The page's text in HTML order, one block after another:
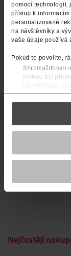
pomocí technologií,
přístup k
personalizované
na návštěvníky a
vaše údaje používá
Pokud to povolíte,
Shromažďovali
mohou být
Identifikovali
konkrétní
Zjistěte více o tom,
části
K provozu stránek,
médií, analýze
Více najdete v
Děkujeme za
Svíčky jsou
je složitým
jedinečného
bylo dosaženo
Nejčastějí